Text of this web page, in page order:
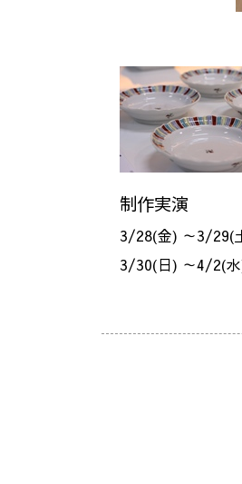
制作実演
3/28(金) ～3/
3/30(日) ～4/2(